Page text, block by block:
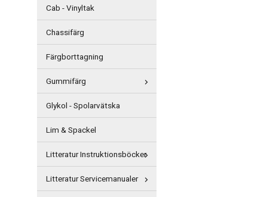
Cab - Vinyltak
Chassifärg
Färgborttagning
Gummifärg
Glykol - Spolarvätska
Lim & Spackel
Litteratur Instruktionsböcker
Litteratur Servicemanualer